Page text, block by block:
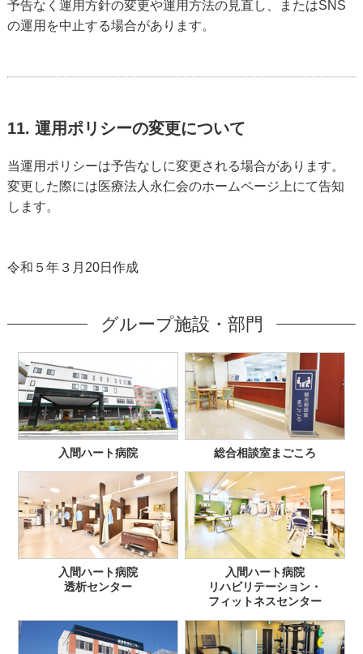
予告なく運用方針の変更や運用方法の見直し、またはSNS
の運用を中止する場合があります。
11. 運用ポリシーの変更について
当運用ポリシーは予告なしに変更される場合があります。
変更した際には医療法人永仁会のホームページ上にて告知
します。
令和５年３月20日作成
グループ施設・部門
入間ハート病院 総合相談室まごころ
入間ハート病院
透析センター
入間ハート病院
リハビリテーション・
フィットネスセンター